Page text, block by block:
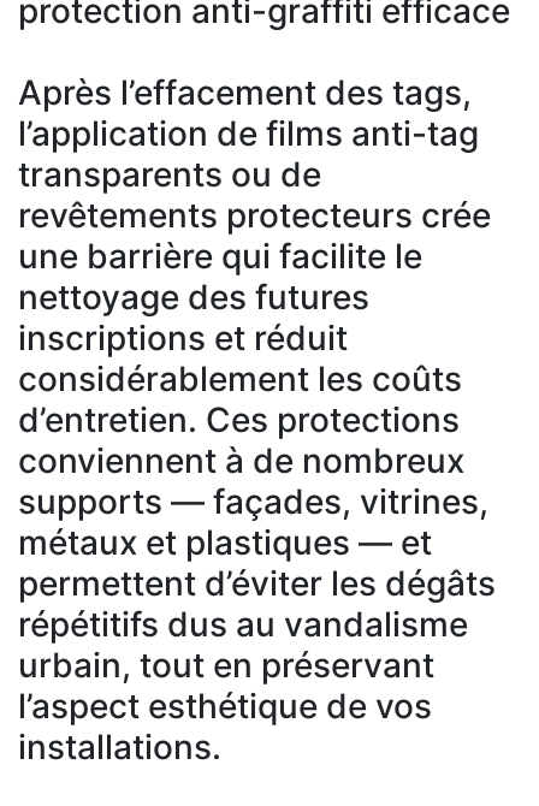
protection anti-graffiti efficace
Après l’effacement des tags,
l’application de films anti-tag
transparents ou de
revêtements protecteurs crée
une barrière qui facilite le
nettoyage des futures
inscriptions et réduit
considérablement les coûts
d’entretien. Ces protections
conviennent à de nombreux
supports — façades, vitrines,
métaux et plastiques — et
permettent d’éviter les dégâts
répétitifs dus au vandalisme
urbain, tout en préservant
l’aspect esthétique de vos
installations.